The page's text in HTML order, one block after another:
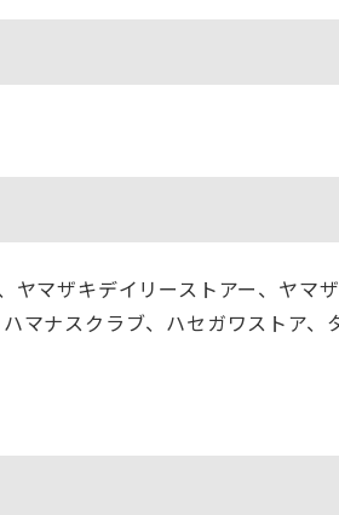
マザキデイリーストアー、ヤマ
マナスクラブ、ハセガワストア、